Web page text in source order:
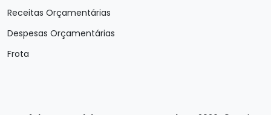
Receitas Orçamentárias
Despesas Orçamentárias
Frota